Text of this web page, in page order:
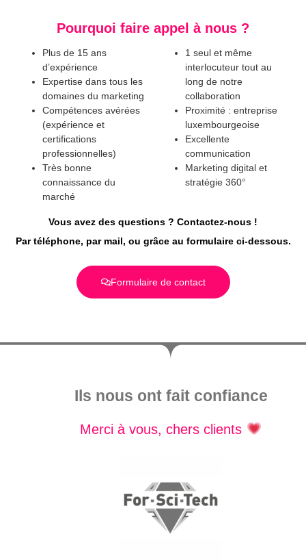
Pourquoi faire appel à nous ?
Plus de 15 ans
d’expérience
Expertise dans tous les
domaines du marketing
Compétences avérées
(expérience et
certifications
professionnelles)
Très bonne
connaissance du
marché
1 seul et même
interlocuteur tout au
long de notre
collaboration
Proximité : entreprise
luxembourgeoise
Excellente
communication
Marketing digital et
stratégie 360°
Vous avez des questions ? Contactez-nous !
Par téléphone, par mail, ou grâce au formulaire ci-dessous.
Formulaire de contact
Ils nous ont fait confiance
Merci à vous, chers clients